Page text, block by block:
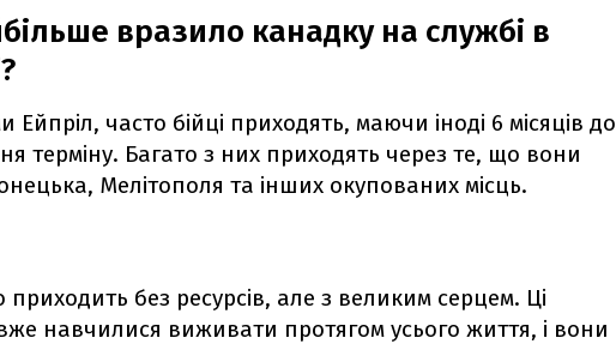
вразило канадку на службі в
Ейпріл, часто бійці приходять, маючи іноді 6 місяців до
терміну. Багато з них приходять через те, що вони
Мелітополя та інших окупованих місць.
приходить без ресурсів, але з великим серцем. Ці
навчилися виживати протягом усього життя, і вони